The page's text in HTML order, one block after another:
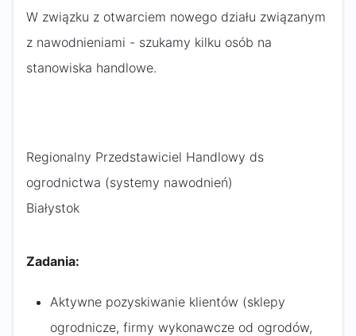
W związku z otwarciem nowego działu związanym
z nawodnieniami - szukamy kilku osób na
stanowiska handlowe.
Regionalny Przedstawiciel Handlowy ds
ogrodnictwa (systemy nawodnień)
Białystok
Zadania:
Aktywne pozyskiwanie klientów (sklepy
ogrodnicze, firmy wykonawcze od ogrodów,